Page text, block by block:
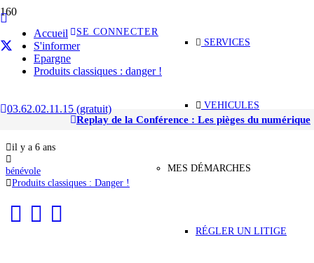
SE CONNECTER
03.62.02.11.15 (gratuit)
SERVICES
VEHICULES
MES DÉMARCHES
RÉGLER UN LITIGE
Replay de la Conférence : Les pièges du numérique
Accueil
S'informer
Epargne
Produits classiques : danger !
Le site althospatrimoine.com
il y a 6 ans
bénévole
Produits classiques : Danger !